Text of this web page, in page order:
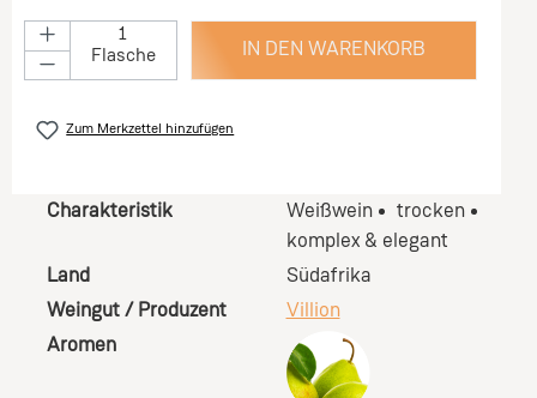
Flasche IN DEN WARENKORB
Zum Merkzettel hinzufügen
Charakteristik
komplex & elegant
trocken
Weißwein
Land
Südafrika
Weingut / Produzent
Villion
Aromen